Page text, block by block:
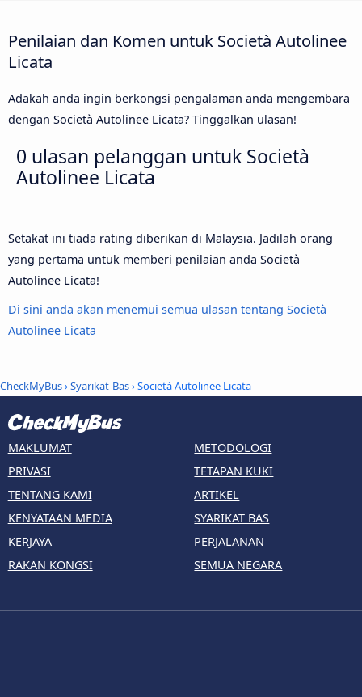
Penilaian dan Komen untuk Società Autolinee
Licata
Adakah anda ingin berkongsi pengalaman anda mengembara
dengan Società Autolinee Licata? Tinggalkan ulasan!
0 ulasan pelanggan untuk Società
Autolinee Licata
Setakat ini tiada rating diberikan di Malaysia. Jadilah orang
yang pertama untuk memberi penilaian anda Società
Autolinee Licata!
Di sini anda akan menemui semua ulasan tentang Società
Autolinee Licata
CheckMyBus›Syarikat-Bas› Società Autolinee Licata
MAKLUMAT
PRIVASI
TENTANG KAMI
KENYATAAN MEDIA
KERJAYA
RAKAN KONGSI
METODOLOGI
TETAPAN KUKI
ARTIKEL
SYARIKAT BAS
PERJALANAN
SEMUA NEGARA